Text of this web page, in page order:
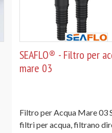
SEAFLO® - Filtro per
mare 03
Filtro per Acqua Mare 03
filtri per acqua, filtrano